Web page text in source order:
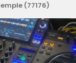
(77176)